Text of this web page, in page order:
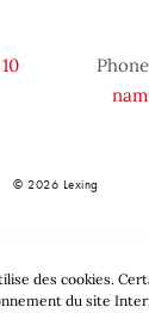
Phone
© 2026 Lexing
des cookies.
du site